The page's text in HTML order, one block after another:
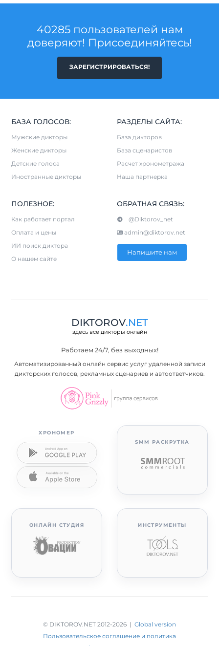
40285 пользователей нам
доверяют! Присоединяйтесь!
ЗАРЕГИСТРИРОВАТЬСЯ!
БАЗА ГОЛОСОВ:
Мужские дикторы
Женские дикторы
Детские голоса
Иностранные дикторы
РАЗДЕЛЫ САЙТА:
База дикторов
База сценаристов
Расчет хронометража
Наша партнерка
ПОЛЕЗНОЕ:
Как работает портал
Оплата и цены
ИИ поиск диктора
О нашем сайте
ОБРАТНАЯ СВЯЗЬ:
@Diktorov_net
admin@diktorov.net
Напишите нам
DIKTOROV.NET
здесь все дикторы онлайн
Работаем 24/7, без выходных!
Автоматизированный онлайн сервис услуг удаленной записи
дикторских голосов, рекламных сценариев и автоответчиков.
ХРОНОМЕР
SMM РАСКРУТКА
ОНЛАЙН СТУДИЯ ИНСТРУМЕНТЫ
© DIKTOROV.NET 2012-2026 | Global version
Пользовательское соглашение и политика